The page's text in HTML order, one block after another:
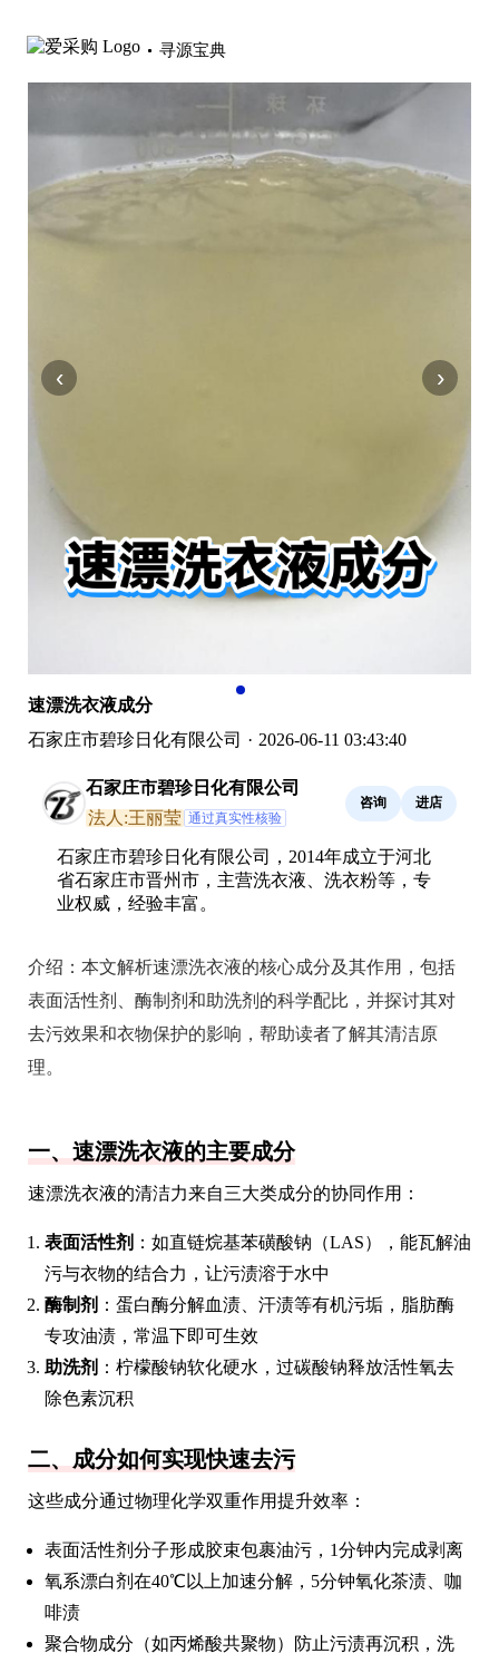
寻源宝典
‹ ›
速漂洗衣液成分
石家庄市碧珍日化有限公司 · 2026-06-11 03:43:40
石家庄市碧珍日化有限公司
法人:王丽莹 通过真实性核验
咨询 进店
石家庄市碧珍日化有限公司，2014年成立于河北
省石家庄市晋州市，主营洗衣液、洗衣粉等，专
业权威，经验丰富。
介绍： 本文解析速漂洗衣液的核心成分及其作用，包括
表面活性剂、酶制剂和助洗剂的科学配比，并探讨其对
去污效果和衣物保护的影响，帮助读者了解其清洁原
理。
一、速漂洗衣液的主要成分
速漂洗衣液的清洁力来自三大类成分的协同作用：
表面活性剂 ：如直链烷基苯磺酸钠（LAS），能瓦解油
污与衣物的结合力，让污渍溶于水中
酶制剂 ：蛋白酶分解血渍、汗渍等有机污垢，脂肪酶
专攻油渍，常温下即可生效
助洗剂 ：柠檬酸钠软化硬水，过碳酸钠释放活性氧去
除色素沉积
二、成分如何实现快速去污
这些成分通过物理化学双重作用提升效率：
表面活性剂分子形成胶束包裹油污，1分钟内完成剥离
氧系漂白剂在40℃以上加速分解，5分钟氧化茶渍、咖
啡渍
聚合物成分（如丙烯酸共聚物）防止污渍再沉积，洗